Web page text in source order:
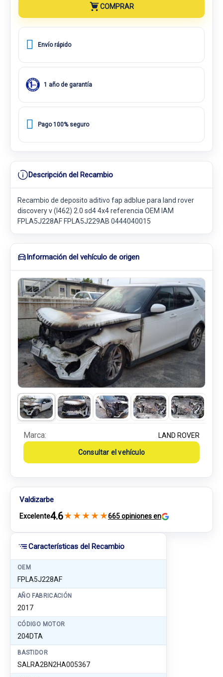
Características del Recambio
OEM
FPLA5J228AF
AÑO FABRICACIÓN
2017
CÓDIGO MOTOR
204DTA
BASTIDOR
SALRA2BN2HA005367
COMPRAR
Envío rápido
1 año de garantía
Pago 100% seguro
Descripción del Recambio
Recambio de deposito aditivo fap adblue para land rover
discovery v (l462) 2.0 sd4 4x4 referencia OEM IAM
FPLA5J228AF FPLA5J229AB 0444040015
Información del vehículo de origen
Marca: LAND ROVER
Consultar el vehículo
Valdizarbe
Excelente4.6★ ★ ★ ★ ★665 opiniones en